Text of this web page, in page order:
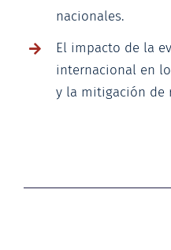
nacionales.
El impacto de la
internacional en
y la mitigación de